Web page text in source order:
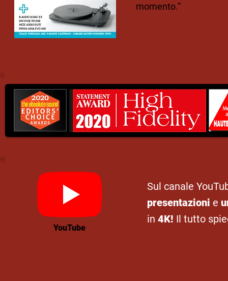
momento.”
YouTube
Sul canale
presentazioni e
in 4K! Il tutto